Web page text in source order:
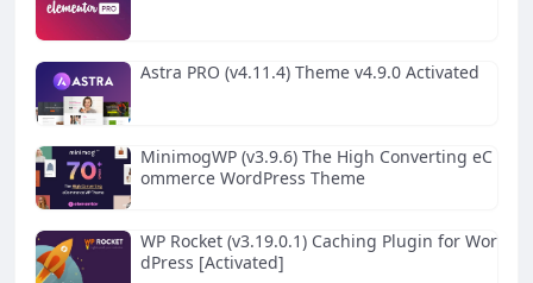
Astra PRO (v4.11.4) Theme v4.9.0 Activated
MinimogWP (v3.9.6) The High Converting eC
ommerce WordPress Theme
WP Rocket (v3.19.0.1) Caching Plugin for Wor
dPress [Activated]